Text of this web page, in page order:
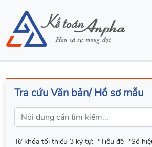
Tra cứu Văn bản/ Hồ sơ mẫu
Từ khóa tối thiểu 3 ký tự: *Tiêu đề *Số